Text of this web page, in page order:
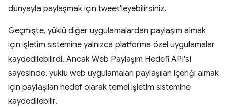
dünyayla paylaşmak için tweet'leyebilirsiniz.
Geçmişte, yüklü diğer uygulamalardan paylaşım almak
için işletim sistemine yalnızca platforma özel uygulamalar
kaydedilebilirdi. Ancak Web Paylaşım Hedefi API'si
sayesinde, yüklü web uygulamaları paylaşılan içeriği almak
için paylaşılan hedef olarak temel işletim sistemine
kaydedilebilir.